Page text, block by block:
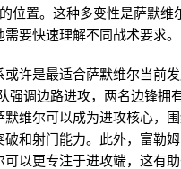
位置。这种多变性是萨默维
要快速理解不同战术要求。
或许是最适合萨默维尔当前
强调边路进攻，两名边锋拥
默维尔可以成为进攻核心，
破和射门能力。此外，富勒
可以更专注于进攻端，这有